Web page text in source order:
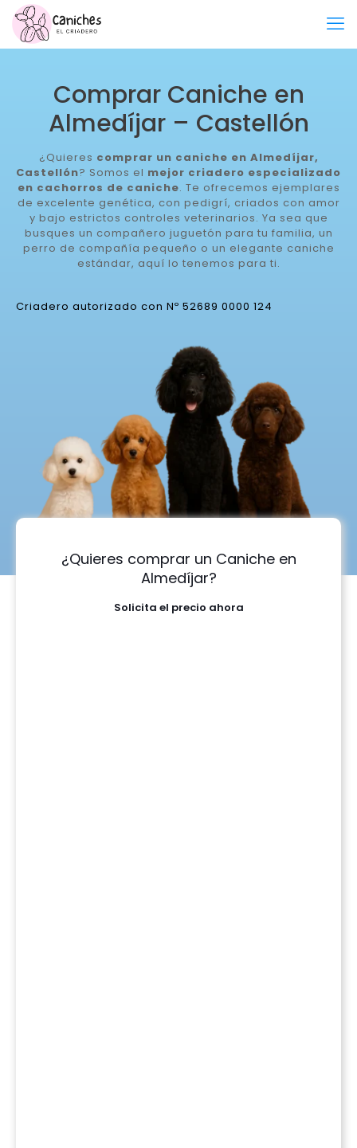
Comprar Caniche en
Almedíjar – Castellón
¿Quieres comprar un caniche en Almedíjar,
Castellón? Somos el mejor criadero especializado
en cachorros de caniche. Te ofrecemos ejemplares
de excelente genética, con pedigrí, criados con amor
y bajo estrictos controles veterinarios. Ya sea que
busques un compañero juguetón para tu familia, un
perro de compañía pequeño o un elegante caniche
estándar, aquí lo tenemos para ti.
Criadero autorizado con Nº 52689 0000 124
¿Quieres comprar un Caniche en
Almedíjar?
Solicita el precio ahora